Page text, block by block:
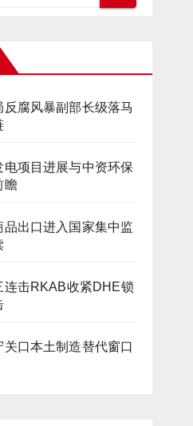
反腐风暴副部长级落马
电项目进展与中资环保
瞻
品出口进入国家集中监
连击RKAB收紧DHE锁
关口本土制造替代窗口